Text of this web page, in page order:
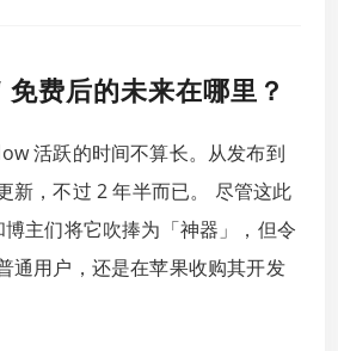
费后的未来在哪里？
活跃的时间不算长。从发布到
新，不过 2 年半而已。 尽管这此
主们将它吹捧为「神器」，但令
通用户，还是在苹果收购其开发